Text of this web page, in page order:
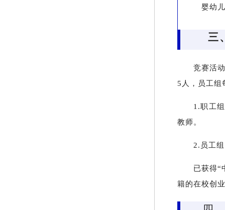
婴幼
三
竞赛活
5人，员工组
1.职工
教师。
2.员工
已获得“
籍的在校创